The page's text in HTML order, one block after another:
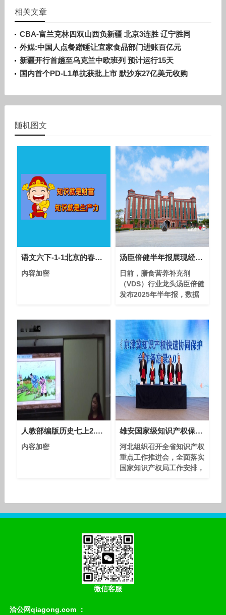
相关文章
CBA-富兰克林四双山西负新疆 北京3连胜 辽宁胜同
曦
外媒:中国人点餐蹭睡让宜家食品部门进账百亿元
新疆开行首趟至乌克兰中欧班列 预计运行15天
国内首个PD-L1单抗获批上市 默沙东27亿美元收购
随机图文
语文六下-1-1北京的春节-优质课教学视频
内容加密
汤臣倍健半年报展现经营韧性，创新与科研双引擎发力
日前，膳食营养补充剂
（VDS）行业龙头汤臣倍健
发布2025年半年报，数据
利润7.37亿元。尽管二季度
营收同比仍现小幅下降，但
降幅较一季度明显收窄，净
利润同比增速更实现由负转
正。 中康CMH数据显示，
2025年5月汤臣倍健蛋白
粉、钙DK、健力多氨糖及
益生菌等核心品类在药店渠
道的市场份额环比显著回
升。其中钙DK（120
人教部编版历史七上2.6《动荡的春秋时期》课堂视频实录-吴浩
内容加密
雄安国家级知识产权保护中心申报建设
河北组织召开全省知识产权
重点工作推进会，全面落实
国家知识产权局工作安排，
彦军出席会议并讲话。 会
议指出，在省委、省政府的
坚强领导下，全省知识产权
系统持续深化改革，不断强
化知识产权创造、保护、运
用和服务，连续4年在国家
对省委省政府知识产权保护
考核中获得优秀等次，但仍
微信客服
洽公网qiagong.com ：